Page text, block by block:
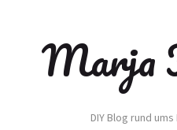
Marja
DIY Blog rund ums